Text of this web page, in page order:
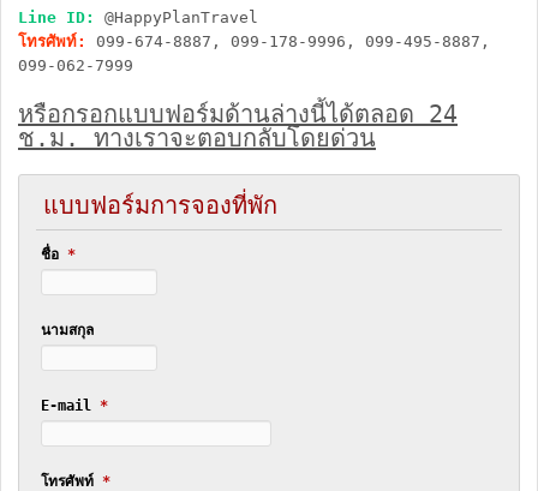
Line ID:
@HappyPlanTravel
โทรศัพท์:
099-674-8887, 099-178-9996, 099-495-8887,
099-062-7999
หรือกรอกแบบฟอร์มด้านล่างนี้ได้ตลอด 24
ช.ม. ทางเราจะตอบกลับโดยด่วน
แบบฟอร์มการจองที่พัก
ชื่อ *
นามสกุล
E-mail *
โทรศัพท์ *